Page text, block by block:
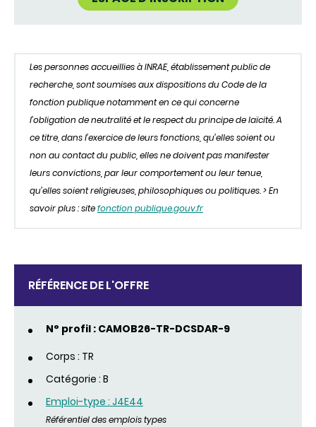
Les personnes accueillies à INRAE, établissement public de
recherche, sont soumises aux dispositions du Code de la
fonction publique notamment en ce qui concerne
l’obligation de neutralité et le respect du principe de laïcité. A
ce titre, dans l’exercice de leurs fonctions, qu’elles soient ou
non au contact du public, elles ne doivent pas manifester
leurs convictions, par leur comportement ou leur tenue,
qu’elles soient religieuses, philosophiques ou politiques. > En
savoir plus : sitefonction publique.gouv.fr
RÉFÉRENCE DE L'OFFRE
N° profil : CAMOB26-TR-DCSDAR-9
Corps : TR
Catégorie : B
Emploi-type : J4E44
Référentiel des emplois types